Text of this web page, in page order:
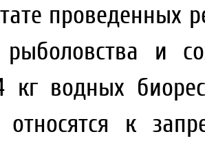
проведенных
рыболовства и
кг водных
относятся к